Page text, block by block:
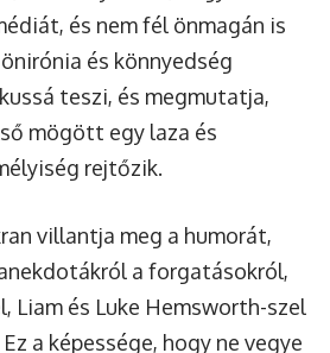
és nem fél önmagán is
és könnyedség
teszi, és megmutatja,
mögött egy laza és
rejtőzik.
villantja meg a humorát,
a forgatásokról,
Liam és Luke Hemsworth-szel
a képessége, hogy ne vegye